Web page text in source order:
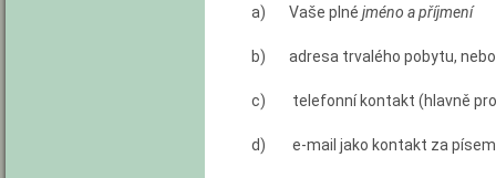
a) Vaše plné jméno a příjmení
b) adresa trvalého pobytu, nebo
c) telefonní kontakt (hlavně pro
d) e-mail jako kontakt za